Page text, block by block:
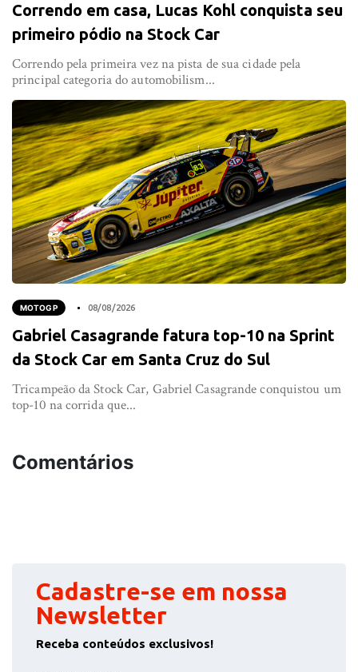
Correndo em casa, Lucas Kohl conquista seu
primeiro pódio na Stock Car
Correndo pela primeira vez na pista de sua cidade pela
principal categoria do automobilism...
MOTOGP 08/08/2026
Gabriel Casagrande fatura top-10 na Sprint
da Stock Car em Santa Cruz do Sul
Tricampeão da Stock Car, Gabriel Casagrande conquistou um
top-10 na corrida que...
Comentários
Cadastre-se em nossa
Newsletter
Receba conteúdos exclusivos!